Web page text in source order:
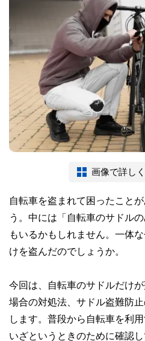
画像で詳し
自転車を盗まれて困ったこと
う。中には「自転車のサドル
もいるかもしれません。一体
けを盗んだのでしょうか。
今回は、自転車のサドルだけ
場合の対処法、サドル盗難防
します。普段から自転車を利
いざというときのために確認し